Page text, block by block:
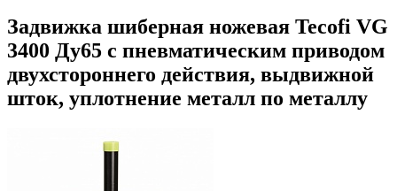
Задвижка шиберная ножевая Tecofi VG
3400 Ду65 с пневматическим приводом
двухстороннего действия, выдвижной
шток, уплотнение металл по металлу